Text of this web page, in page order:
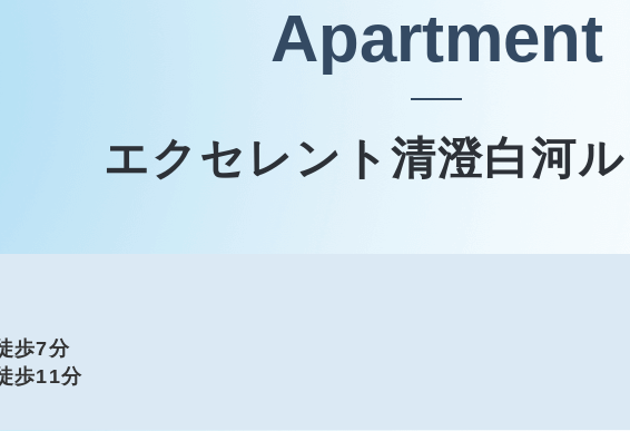
Apartment
エクセレント清澄白河
歩7分
歩11分